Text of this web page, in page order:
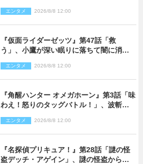
エンタメ 2026/8/8 12:00
『仮面ライダーゼッツ』第47話「救
う」、小鷹が深い眠りに落ちて闇に消え
エンタメ 2026/8/8 12:00
『角醒ハンター オメガホーン』第3話「味
わえ！怒りのタッグバトル！」、波斬の
エンタメ 2026/8/8 12:00
『名探偵プリキュア！』第28話「謎の怪
盗デッチ・アゲイン」、謎の怪盗から不